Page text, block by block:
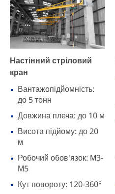
Настінний стріловий
кран
Вантажопідйомність:
до 5 тонн
Довжина плеча: до 10 м
Висота підйому: до 20
м
Робочий обов'язок: М3-
М5
Кут повороту: 120-360°